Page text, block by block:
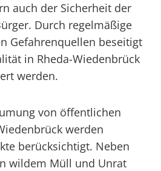
auch der Sicherheit der
Durch regelmäßige
Gefahrenquellen beseitigt
in Rheda-Wiedenbrück
werden.
von öffentlichen
werden
berücksichtigt. Neben
wildem Müll und Unrat